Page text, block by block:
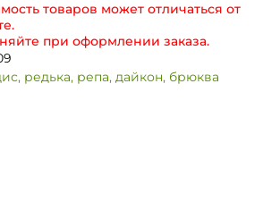
товаров может отличаться от
при оформлении заказа.
редька, репа, дайкон, брюква